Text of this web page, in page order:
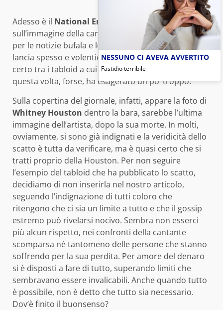
Adesso è il National Enquirer
a speculare
sull’immagine della cantante. Il giornale è celebre
per le notizie bufala e le copertine provocatorie che
lancia spesso e volentieri, nel mondo del gossip è di
certo tra i tabloid a cui si dà minore credibilità ma
questa volta, forse, ha esagerato un po’ troppo.
Sulla copertina del giornale, infatti, appare la foto di
Whitney Houston dentro la bara, sarebbe l’ultima
immagine dell’artista, dopo la sua morte. In molti,
ovviamente, si sono già indignati e la veridicità dello
scatto è tutta da verificare, ma è quasi certo che si
tratti proprio della Houston. Per non seguire
l’esempio del tabloid che ha pubblicato lo scatto,
decidiamo di non inserirla nel nostro articolo,
seguendo l’indignazione di tutti coloro che
ritengono che ci sia un limite a tutto e che il gossip
estremo può rivelarsi nocivo. Sembra non esserci
più alcun rispetto, nei confronti della cantante
scomparsa nè tantomeno delle persone che stanno
soffrendo per la sua perdita. Per amore del denaro
si è disposti a fare di tutto, superando limiti che
sembravano essere invalicabili. Anche quando tutto
è possibile, non è detto che tutto sia necessario.
Dov’è finito il buonsenso?
NESSUNO CI AVEVA AVVERTITO
Fastidio terribile